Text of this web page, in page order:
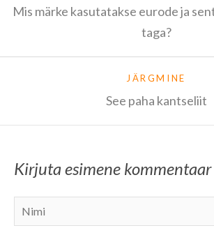
Mis märke kasutatakse eurode ja
taga?
JÄRGMINE
See paha kantseliit
Kirjuta esimene kommentaar